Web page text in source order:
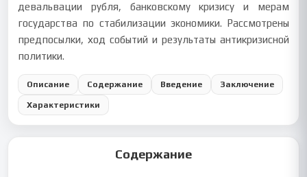
девальвации рубля, банковскому кризису и мерам
государства по стабилизации экономики. Рассмотрены
предпосылки, ход событий и результаты антикризисной
политики.
Описание Содержание Введение Заключение
Характеристики
Содержание